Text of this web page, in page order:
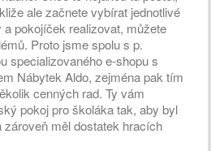
ale začnete vybírat jednotlivé
pokojíček realizovat, můžete
Proto jsme spolu s p.
specializovaného e-shopu s
Nábytek Aldo, zejména pak tím
cenných rad. Ty vám
pokoj pro školáka tak, aby byl
měl dostatek hracích